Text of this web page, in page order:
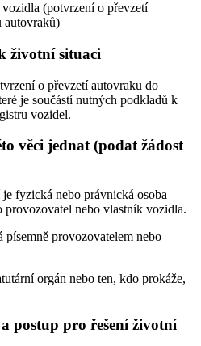
(potvrzení o převzetí
autovraků)
životní situaci
o převzetí autovraku do
je součástí nutných podkladů k
vozidel.
věci jednat (podat žádost
fyzická nebo právnická osoba
provozovatel nebo vlastník vozidla.
písemně provozovatelem nebo
orgán nebo ten, kdo prokáže,
postup pro řešení životní